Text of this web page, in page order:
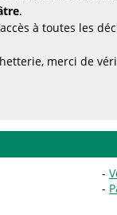
.
à toutes les
merci de